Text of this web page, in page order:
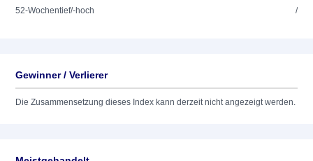
52-Wochentief/-hoch /
Gewinner / Verlierer
Die Zusammensetzung dieses Index kann derzeit nicht angezeigt werden.